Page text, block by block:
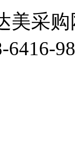
美采购
6416-